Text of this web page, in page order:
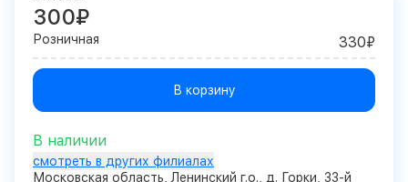
300₽
Розничная 330₽
В корзину
В наличии
смотреть в других филиалах
Московская область, Ленинский г.о., д. Горки, 33-й